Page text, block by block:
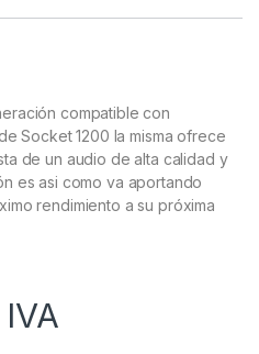
compatible con
Socket 1200 la misma ofrece
de un audio de alta calidad y
es asi como va aportando
rendimiento a su próxima